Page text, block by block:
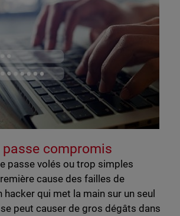
passe compromis
passe volés ou trop simples
cause des failles de
hacker qui met la main sur un seul
peut causer de gros dégâts dans